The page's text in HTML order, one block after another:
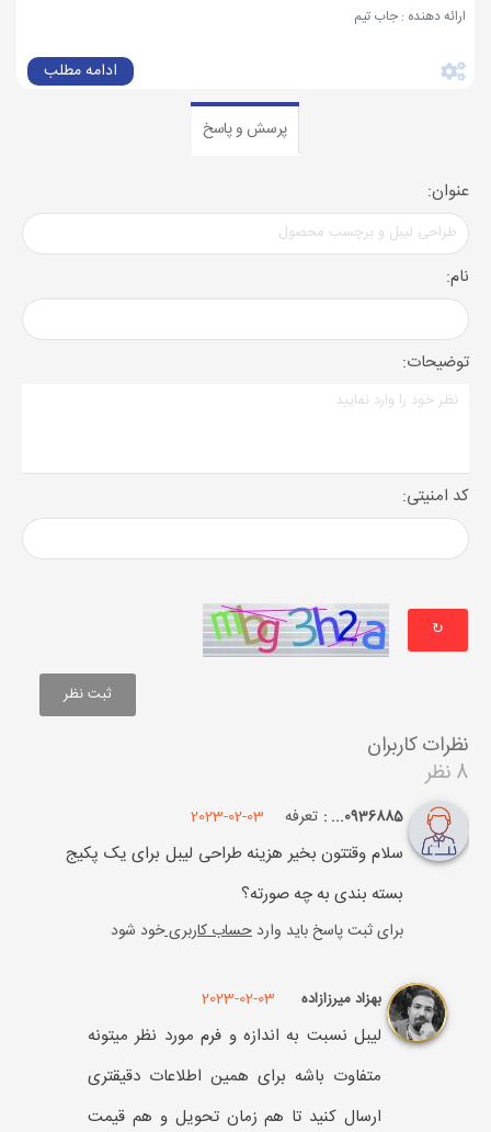
ارائه دهنده : جاب تیم
ادامه مطلب
پرسش و پاسخ
عنوان:
نام:
توضیحات:
کد امنیتی:
↻
نظرات کاربران
8 نظر
0936885... : تعرفه 2023-02-03
سلام وقتتون بخیر هزینه طراحی لیبل برای یک پکیج
بسته بندی به چه صورته؟
برای ثبت پاسخ باید وارد حساب کاربریخود شود
بهزاد میرزازاده 2023-02-03
لیبل نسبت به اندازه و فرم مورد نظر میتونه
متفاوت باشه برای همین اطلاعات دقیقتری
ارسال کنید تا هم زمان تحویل و هم قیمت